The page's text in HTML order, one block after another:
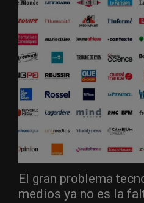
El gran problema
medios ya no es la